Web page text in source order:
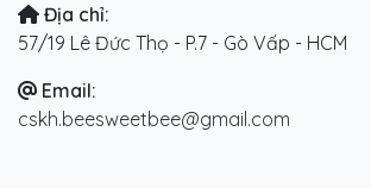
Địa chỉ:
57/19 Lê Đức Thọ - P.7 - Gò Vấp - HCM
Email:
cskh.beesweetbee@gmail.com